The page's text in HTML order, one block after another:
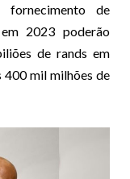
de
2023 poderão
de rands em
400 mil milhões de